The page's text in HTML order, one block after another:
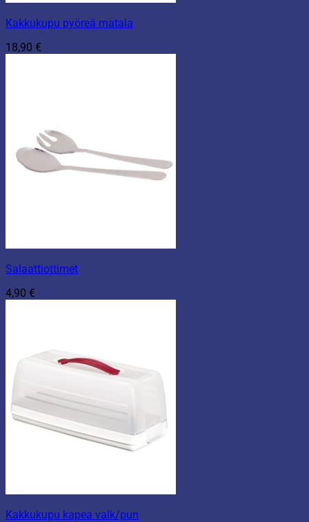
Kakkukupu pyöreä matala
18,90 €
Salaattiottimet
4,90 €
Kakkukupu kapea valk/pun